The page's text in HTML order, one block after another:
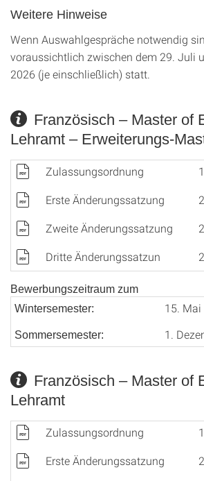
Weitere Hinweise
Wenn Auswahlgespräche notwendig
voraussichtlich zwischen dem 29. Juli
2026 (je einschließlich) statt.
Französisch – Master of
Lehramt – Erweiterungs-
Zulassungsordnung
Erste Änderungssatzung
Zweite Änderungssatzung
Dritte Änderungssatzun
Bewerbungszeitraum zum
Wintersemester:
15.
Sommersemester: 1.
Französisch – Master of
Lehramt
Zulassungsordnung
Erste Änderungssatzung